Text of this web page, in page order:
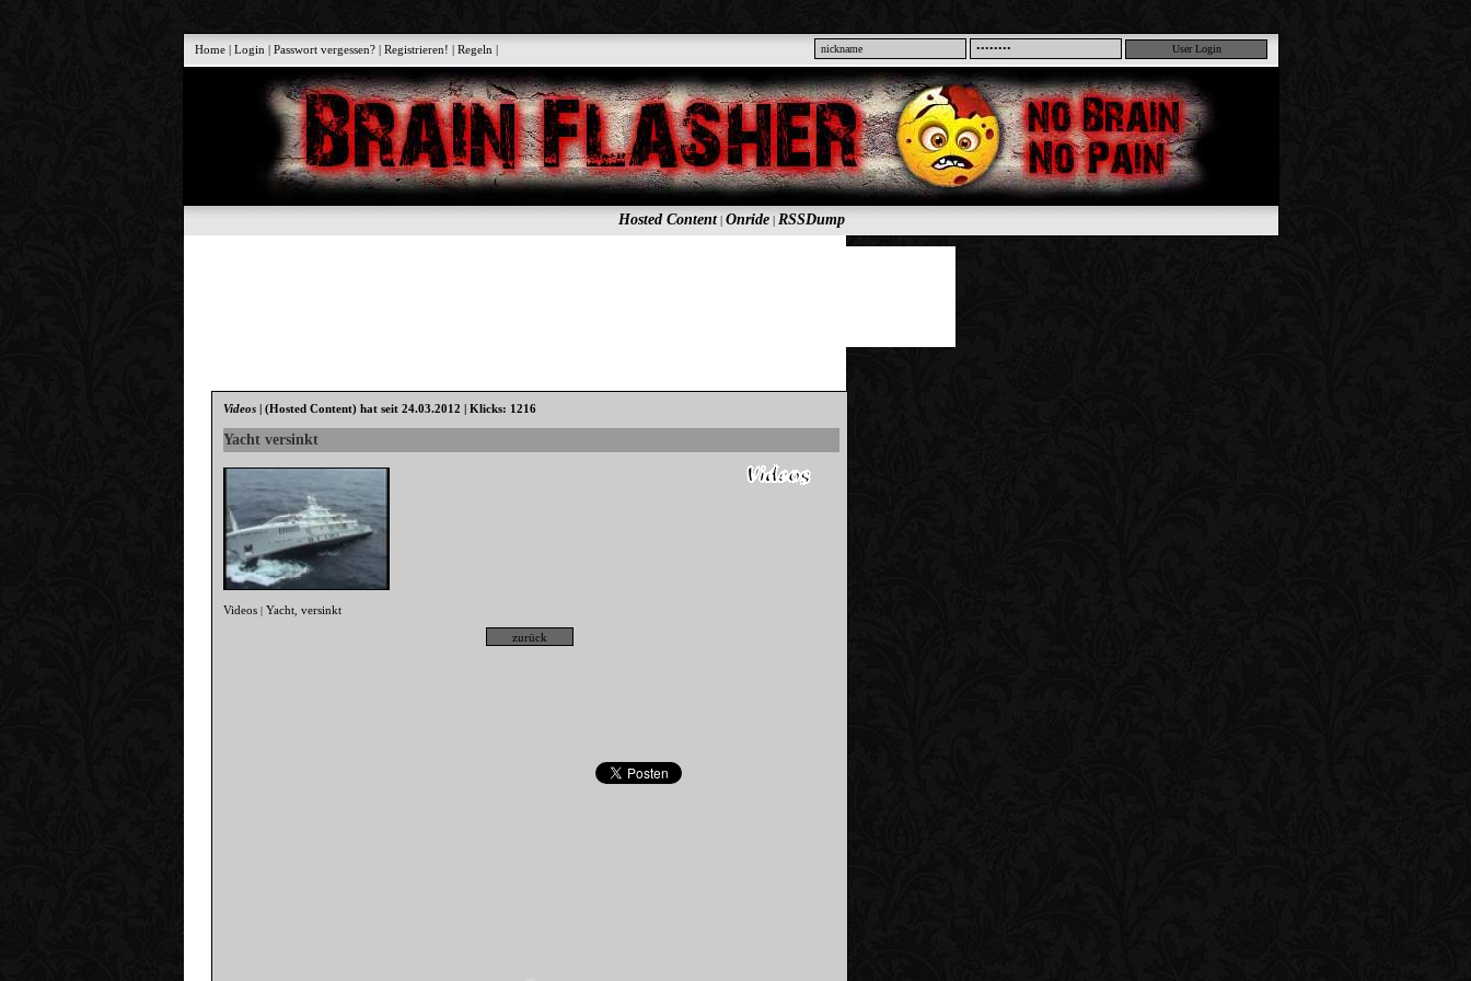
Home |Login |Passwort vergessen? |Registrieren! |Regeln |
Hosted Content| Onride| RSSDump
Videos |(Hosted Content) hat seit 24.03.2012 | Klicks: 1216
Yacht versinkt
Videos |Yacht ,versinkt